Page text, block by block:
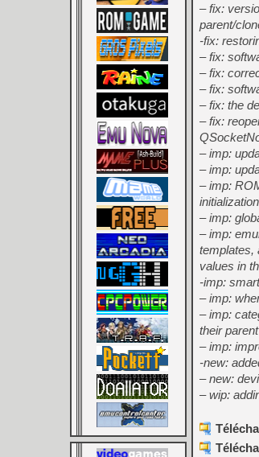
– fix:
parent/
-fix:
– fix:
– fix:
– fix:
– fix: the
– fix:
– imp:
– imp:
– imp:
initialization
– imp:
– imp:
templates,
values in
-imp:
– imp:
– imp:
their
– imp:
-new:
– new:
– wip: